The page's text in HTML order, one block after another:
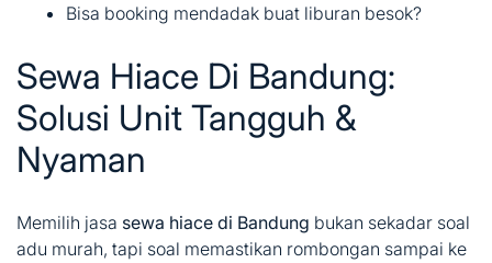
Bisa booking mendadak buat liburan besok?
Sewa Hiace Di Bandung:
Solusi Unit Tangguh &
Nyaman
Memilih jasa sewa hiace di Bandung bukan sekadar soal
adu murah, tapi soal memastikan rombongan sampai ke